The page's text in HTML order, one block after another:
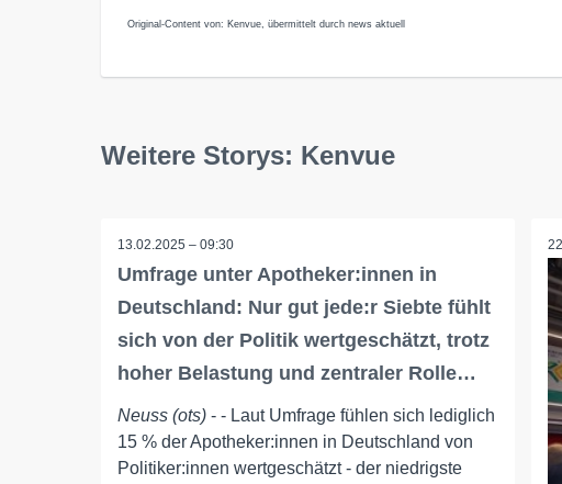
Original-Content von: Kenvue, übermittelt durch news aktuell
Weitere Storys: Kenvue
13.02.2025 – 09:30
Umfrage unter Apotheker:innen in
Deutschland: Nur gut jede:r Siebte fühlt
sich von der Politik wertgeschätzt, trotz
hoher Belastung und zentraler Rolle…
Neuss (ots) - - Laut Umfrage fühlen sich lediglich
15 % der Apotheker:innen in Deutschland von
Politiker:innen wertgeschätzt - der niedrigste